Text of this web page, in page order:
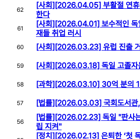
62
[사회][2026.04.05] 부활절 연휴
한다
61
[사회][2026.04.01] 보수적인 독
재들 취업 러시
60 [사회][2026.03.23] 유럽 진출 거
59 [사회][2026.03.18] 독일 고졸자
58 [과학][2026.03.10] 30억 분의 1
57 [법률][2026.03.03] 국회도서관,
56
[법률][2026.02.23] 독일 "판사
립 지켜"
[정치][2026.02.13] 은퇴한 ‘첫